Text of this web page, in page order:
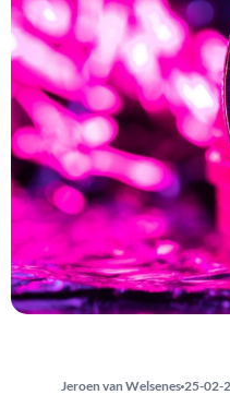
Jeroen van Welsenes 25-02-